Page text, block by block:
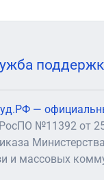
—
№11392 от
и массовых